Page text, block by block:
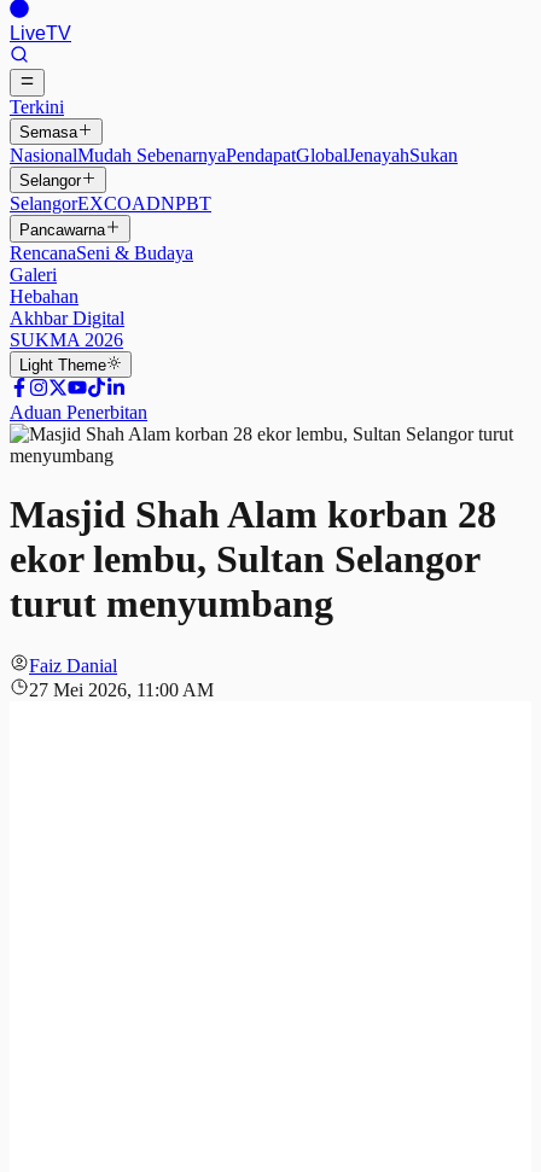
LiveTV
Terkini
Semasa
NasionalMudah SebenarnyaPendapatGlobalJenayahSukan
Selangor
SelangorEXCOADNPBT
Pancawarna
RencanaSeni & Budaya
Galeri
Hebahan
Akhbar Digital
SUKMA 2026
Light Theme
Aduan Penerbitan
Masjid Shah Alam korban 28
ekor lembu, Sultan Selangor
turut menyumbang
Faiz Danial
27 Mei 2026, 11:00 AM